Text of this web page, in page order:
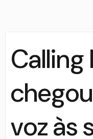
Calling
voz às